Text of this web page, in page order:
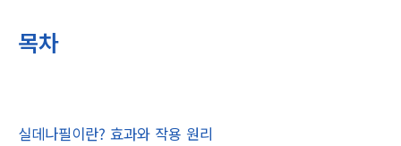
목차
실데나필이란? 효과와 작용 원리